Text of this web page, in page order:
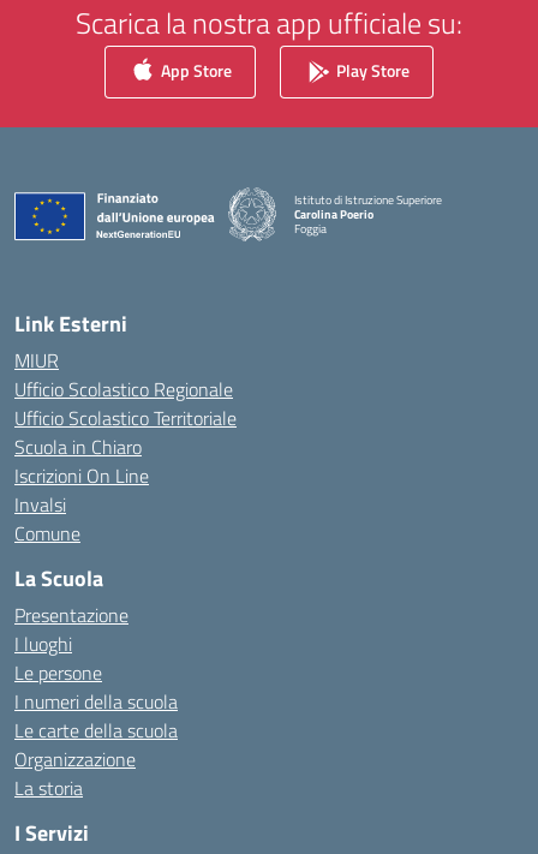
Scarica la nostra app ufficiale su:
App Store Play Store
Istituto di Istruzione Superiore
Carolina Poerio
Foggia
— Visita la pagina iniziale della scuola
Link Esterni
MIUR
Ufficio Scolastico Regionale
Ufficio Scolastico Territoriale
Scuola in Chiaro
Iscrizioni On Line
Invalsi
Comune
La Scuola
Presentazione
I luoghi
Le persone
I numeri della scuola
Le carte della scuola
Organizzazione
La storia
I Servizi